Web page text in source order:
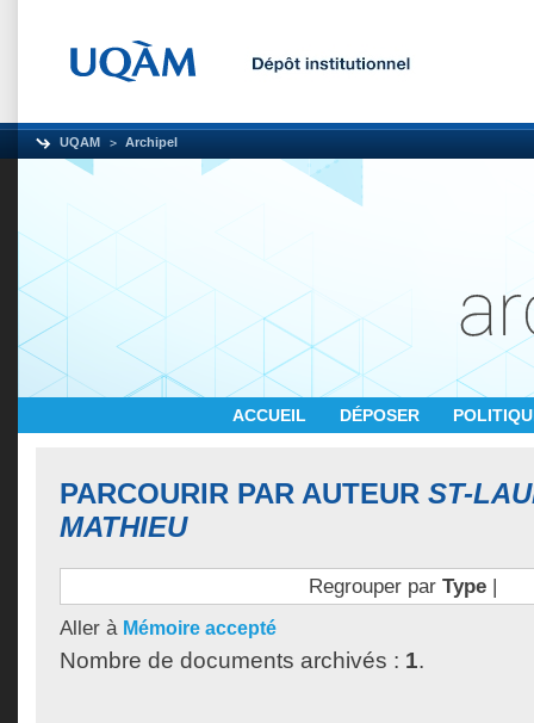
UQAM Archipel
ACCUEIL DÉPOSER
PARCOURIR PAR AUTEUR ST-
MATHIEU
Regrouper par Type|
Aller à Mémoire accepté
Nombre de documents archivés : 1.